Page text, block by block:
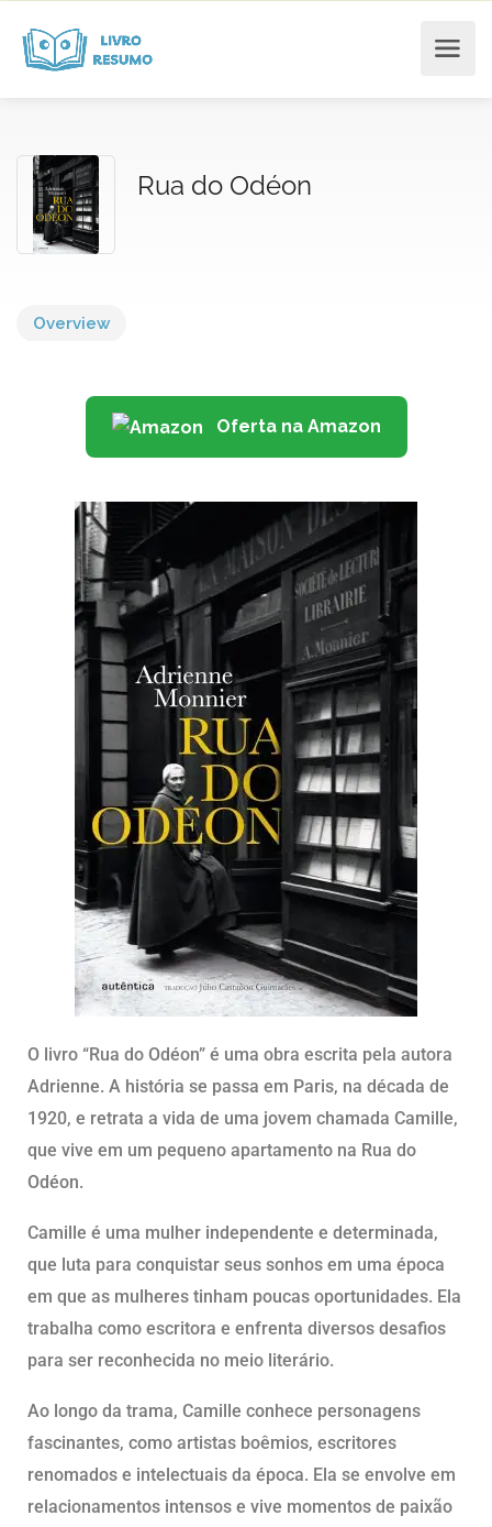
Rua do Odéon
Overview
Oferta na Amazon
O livro “Rua do Odéon” é uma obra escrita pela autora
Adrienne. A história se passa em Paris, na década de
1920, e retrata a vida de uma jovem chamada Camille,
que vive em um pequeno apartamento na Rua do
Odéon.
Camille é uma mulher independente e determinada,
que luta para conquistar seus sonhos em uma época
em que as mulheres tinham poucas oportunidades. Ela
trabalha como escritora e enfrenta diversos desafios
para ser reconhecida no meio literário.
Ao longo da trama, Camille conhece personagens
fascinantes, como artistas boêmios, escritores
renomados e intelectuais da época. Ela se envolve em
relacionamentos intensos e vive momentos de paixão